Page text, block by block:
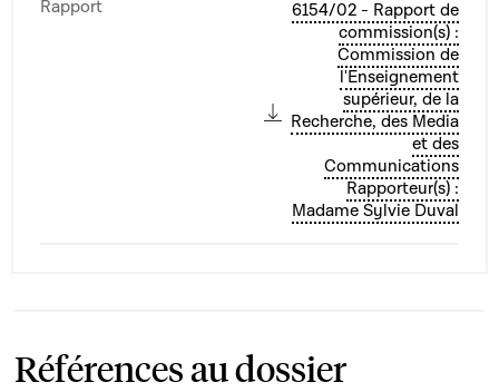
Rapport
6154/02 - Rapport de
commission(s) :
Commission de
l'Enseignement
supérieur, de la
Recherche, des Media
et des
Communications
Rapporteur(s) :
Madame Sylvie Duval
Références au dossier